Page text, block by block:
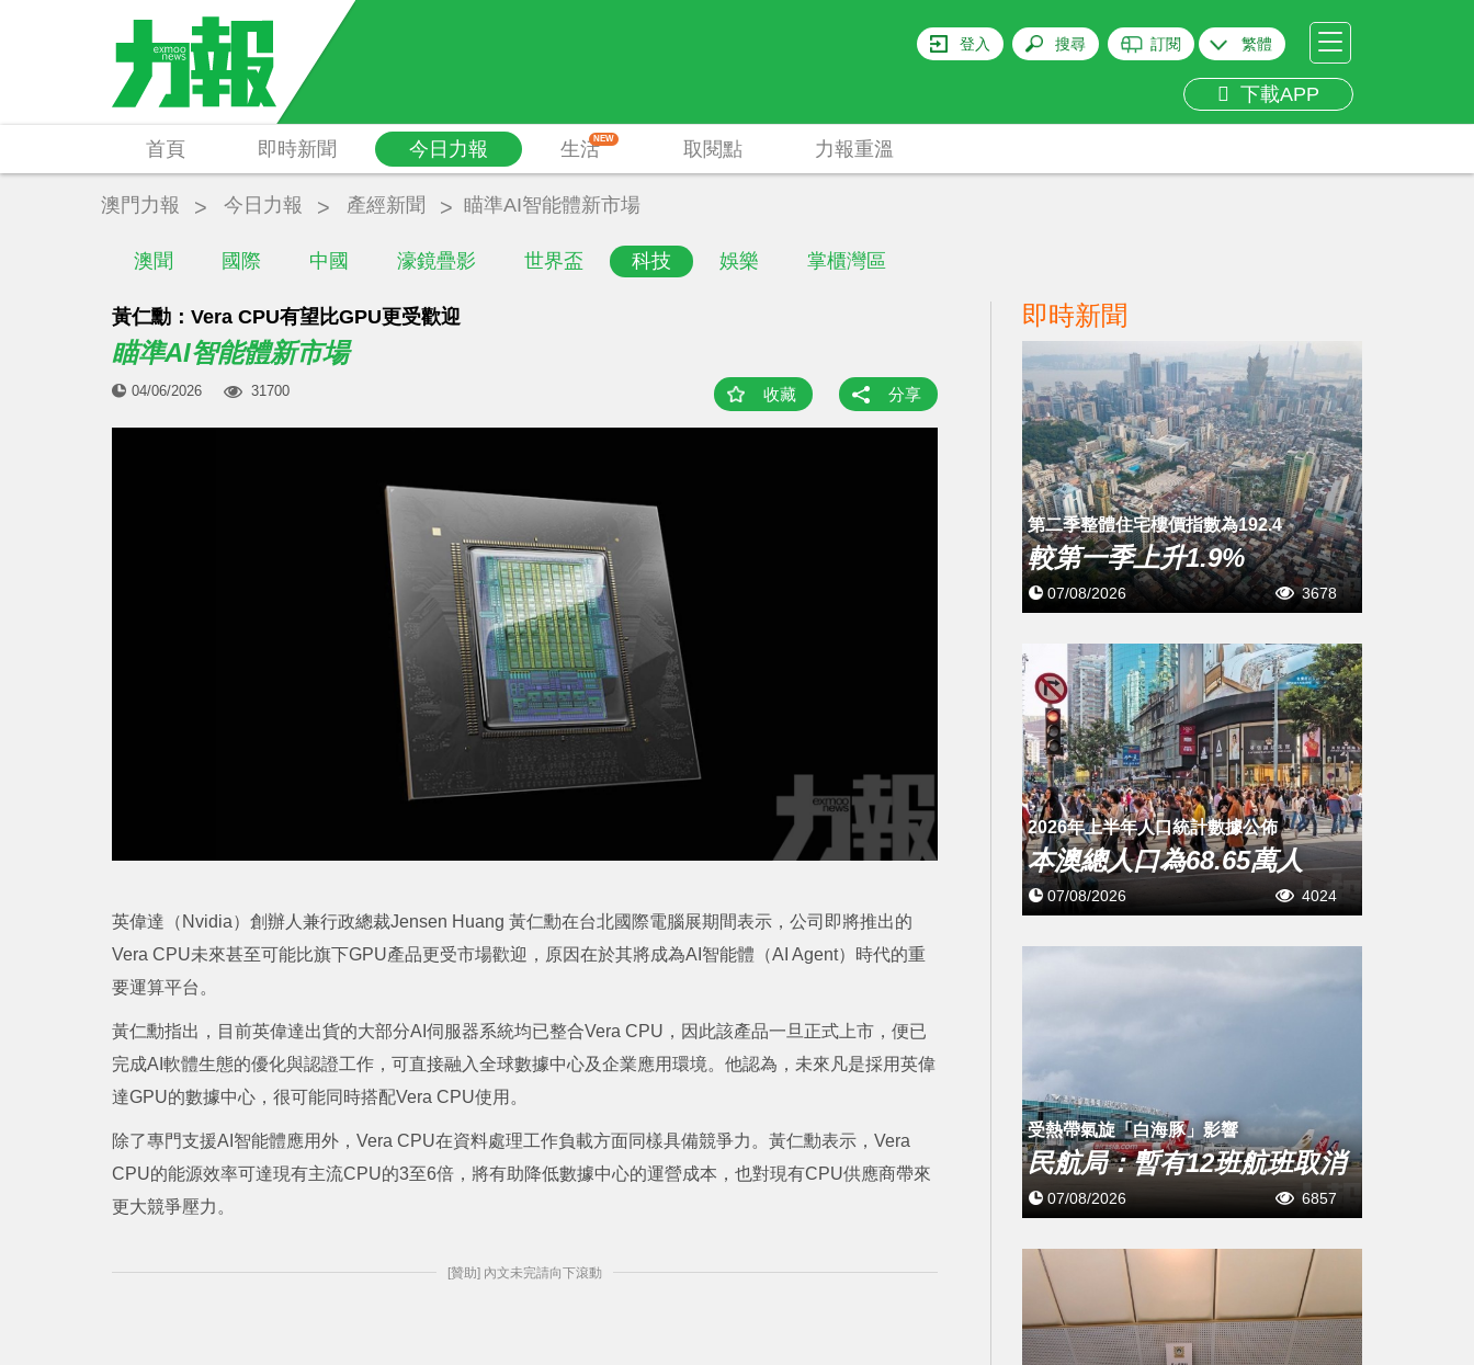
登入 搜尋 訂閱 繁體
下載APP
首頁 即時新聞 今日力報
澳聞 國際 中國 濠鏡疊影 世界盃 科技 娛樂 掌櫃灣區
生活NEW 取閱點 力報重溫
澳門力報 今日力報 產經新聞 瞄準AI智能體新市場
黃仁勳：Vera CPU有望比GPU更受歡迎
瞄準AI智能體新市場
04/06/2026 31700 收藏 分享
英偉達（Nvidia）創辦人兼行政總裁Jensen Huang 黃仁勳在台北國際電腦展期間表示，公司即將推出的
Vera CPU未來甚至可能比旗下GPU產品更受市場歡迎，原因在於其將成為AI智能體（AI Agent）時代的重
要運算平台。
黃仁勳指出，目前英偉達出貨的大部分AI伺服器系統均已整合Vera CPU，因此該產品一旦正式上市，便已
完成AI軟體生態的優化與認證工作，可直接融入全球數據中心及企業應用環境。他認為，未來凡是採用英偉
達GPU的數據中心，很可能同時搭配Vera CPU使用。
除了專門支援AI智能體應用外，Vera CPU在資料處理工作負載方面同樣具備競爭力。黃仁勳表示，Vera
CPU的能源效率可達現有主流CPU的3至6倍，將有助降低數據中心的運營成本，也對現有CPU供應商帶來
更大競爭壓力。
[贊助] 內文未完請向下滾動
即時新聞
第二季整體住宅樓價指數為192.4
較第一季上升1.9%
07/08/2026 3678
2026年上半年人口統計數據公佈
本澳總人口為68.65萬人
07/08/2026 4024
受熱帶氣旋「白海豚」影響
民航局：暫有12班航班取消
07/08/2026 6857